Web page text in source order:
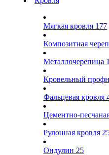
Мягкая кровля 177
Композитная
Металлочерепица
Кровельный
Фальцевая кровля
Цементно-
Рулонная кровля
Ондулин 25